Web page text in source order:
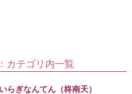
カテゴリ内一覧
らぎなんてん（柊南天）